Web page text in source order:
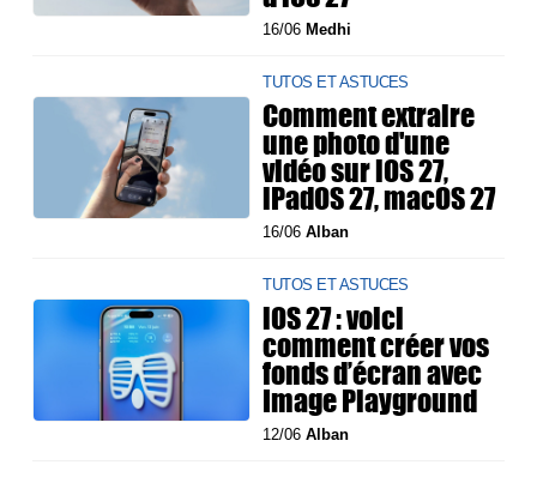
16/06 Medhi
TUTOS ET ASTUCES
Comment extraire
une photo d'une
vidéo sur iOS 27,
iPadOS 27, macOS 27
16/06Alban
TUTOS ET ASTUCES
iOS 27 : voici
comment créer vos
fonds d’écran avec
Image Playground
12/06Alban